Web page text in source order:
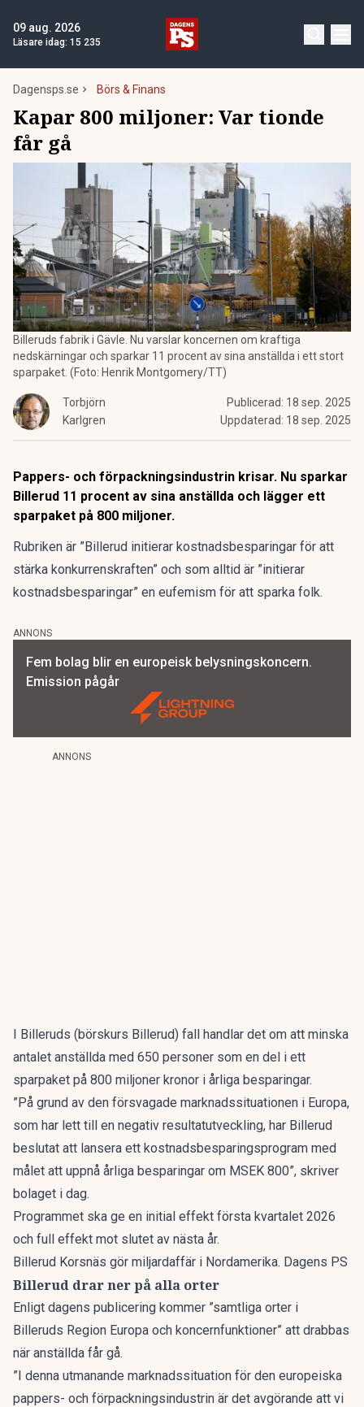
09 aug. 2026
Läsare idag: 15 235
Dagensps.se Börs & Finans
Kapar 800 miljoner: Var tionde
får gå
Billeruds fabrik i Gävle. Nu varslar koncernen om kraftiga
nedskärningar och sparkar 11 procent av sina anställda i ett stort
sparpaket. (Foto: Henrik Montgomery/TT)
Torbjörn
Karlgren
Publicerad: 18 sep. 2025
Uppdaterad: 18 sep. 2025
Pappers- och förpackningsindustrin krisar. Nu sparkar
Billerud 11 procent av sina anställda och lägger ett
sparpaket på 800 miljoner.
Rubriken är ”Billerud initierar kostnadsbesparingar för att
stärka konkurrenskraften” och som alltid är ”initierar
kostnadsbesparingar” en eufemism för att sparka folk.
ANNONS
Fem bolag blir en europeisk belysningskoncern.
Emission pågår
ANNONS
I Billeruds (börskurs Billerud) fall handlar det om att minska
antalet anställda med 650 personer som en del i ett
sparpaket på 800 miljoner kronor i årliga besparingar.
”På grund av den försvagade marknadssituationen i Europa,
som har lett till en negativ resultatutveckling, har Billerud
beslutat att lansera ett kostnadsbesparingsprogram med
målet att uppnå årliga besparingar om MSEK 800”, skriver
bolaget i dag.
Programmet ska ge en initial effekt första kvartalet 2026
och full effekt mot slutet av nästa år.
Billerud Korsnäs gör miljardaffär i Nordamerika. Dagens PS
Billerud drar ner på alla orter
Enligt dagens publicering kommer ”samtliga orter i
Billeruds Region Europa och koncernfunktioner” att drabbas
när anställda får gå.
”I denna utmanande marknadssituation för den europeiska
pappers- och förpackningsindustrin är det avgörande att vi